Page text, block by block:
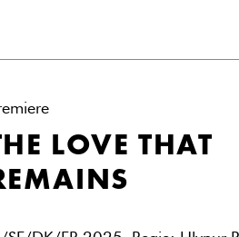
LOVE THAT